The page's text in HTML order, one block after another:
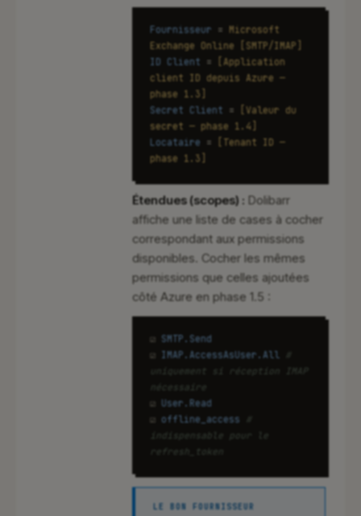
Fournisseur = Microsoft
Exchange Online [SMTP/IMAP]
ID Client =
[Application
client ID depuis Azure —
phase 1.3]
Secret Client =
[Valeur du
secret — phase 1.4]
Locataire =
[Tenant ID —
phase 1.3]
Étendues (scopes) : Dolibarr
affiche une liste de cases à cocher
correspondant aux permissions
disponibles. Cocher les mêmes
permissions que celles ajoutées
côté Azure en phase 1.5 :
☑ SMTP.Send
☑
IMAP.AccessAsUser.All
uniquement si réception IMAP
☑ User.Read
☑ offline_access
refresh_token
LE BON FOURNISSEUR